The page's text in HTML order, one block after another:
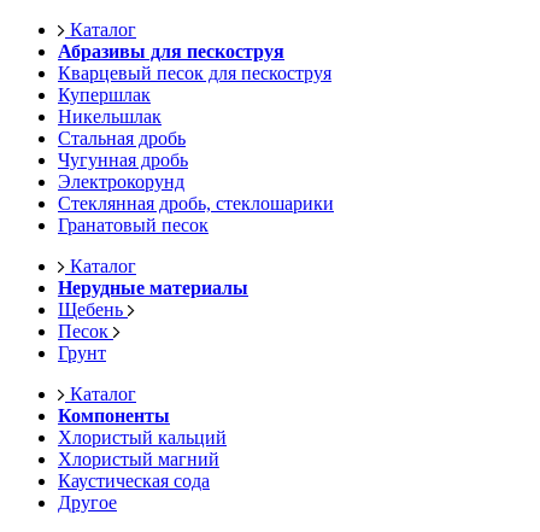
Каталог
Абразивы для пескоструя
Кварцевый песок для пескоструя
Купершлак
Никельшлак
Стальная дробь
Чугунная дробь
Электрокорунд
Стеклянная дробь, стеклошарики
Гранатовый песок
Каталог
Нерудные материалы
Щебень
Песок
Грунт
Каталог
Компоненты
Хлористый кальций
Хлористый магний
Каустическая сода
Другое